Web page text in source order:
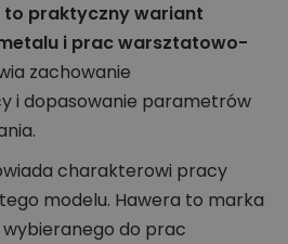
to praktyczny wariant
i prac warsztatowo-
zachowanie
i dopasowanie parametrów
charakterowi pracy
modelu. Hawera to marka
do prac